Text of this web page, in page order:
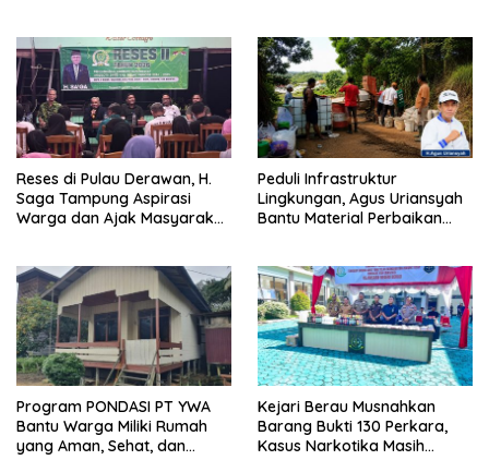
Reses di Pulau Derawan, H.
Saga Tampung Aspirasi
Warga dan Ajak Masyarakat
Peduli Infrastruktur
Lingkungan, Agus Uriansyah
Bantu Material Perbaikan
Program PONDASI PT YWA
Bantu Warga Miliki Rumah
yang Aman, Sehat, dan
Kejari Berau Musnahkan
Barang Bukti 130 Perkara,
Kasus Narkotika Masih